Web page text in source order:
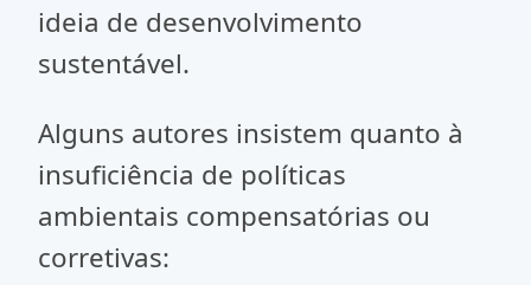
ideia de desenvolvimento
sustentável.
Alguns autores insistem quanto à
insuficiência de políticas
ambientais compensatórias ou
corretivas: